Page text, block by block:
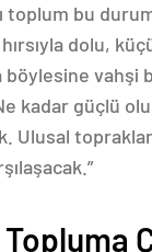
toplum bu
dolu,
böylesine
kadar güçlü
Ulusal